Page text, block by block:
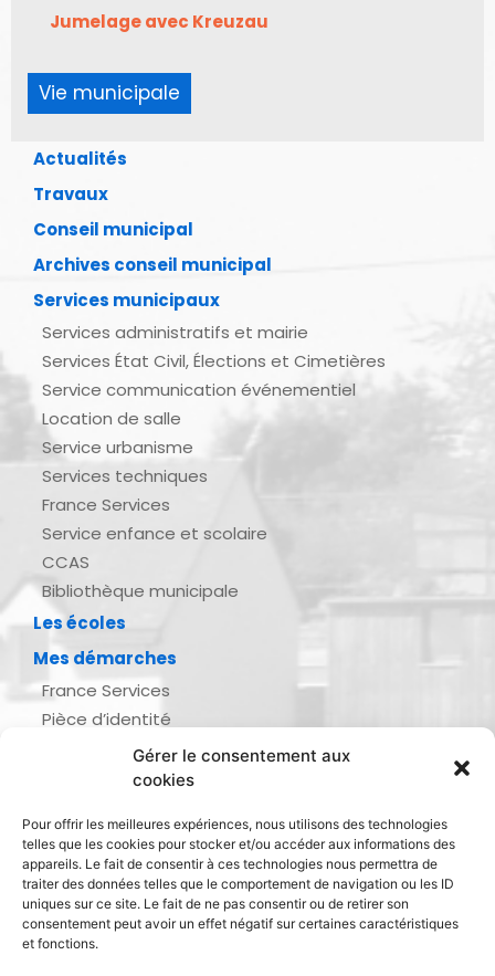
Gérer le consentement aux
cookies
Pour offrir les meilleures expériences, nous utilisons des technologies
telles que les cookies pour stocker et/ou accéder aux informations des
appareils. Le fait de consentir à ces technologies nous permettra de
traiter des données telles que le comportement de navigation ou les ID
uniques sur ce site. Le fait de ne pas consentir ou de retirer son
consentement peut avoir un effet négatif sur certaines caractéristiques
et fonctions.
Jumelage avec Kreuzau
Vie municipale
Actualités
Travaux
Conseil municipal
Archives conseil municipal
Services municipaux
Services administratifs et mairie
Services État Civil, Élections et Cimetières
Service communication événementiel
Location de salle
Service urbanisme
Services techniques
France Services
Service enfance et scolaire
CCAS
Bibliothèque municipale
Les écoles
Mes démarches
France Services
Pièce d’identité
Demande d’actes d’état civil
Inscription listes électorales
Recensement militaire
Le journal de ma ville
Gestion des déchets